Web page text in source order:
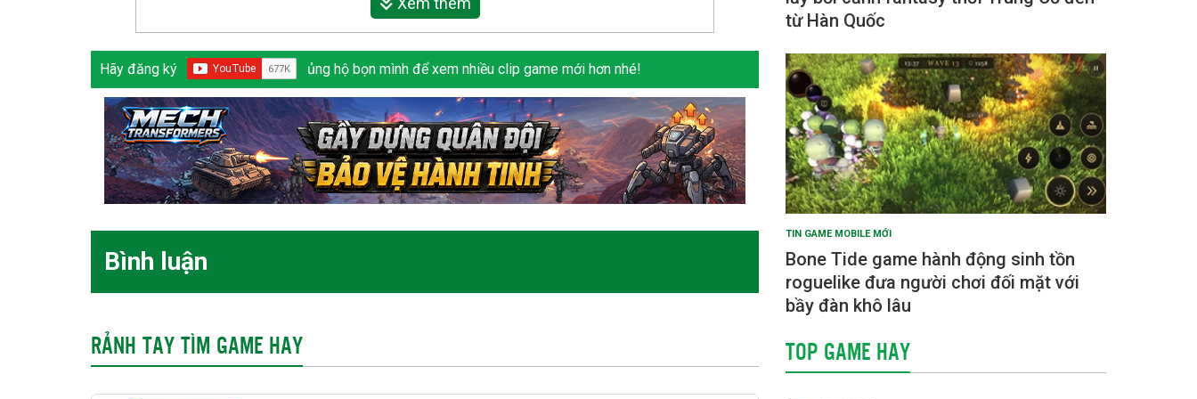
Hãy đăng ký ủng hộ bọn mình để xem nhiều clip game mới hơn nhé!
Bình luận
RẢNH TAY TÌM GAME HAY
từ Hàn Quốc
TIN GAME MOBILE MỚI
Bone Tide game hành động sinh tồn
roguelike đưa người chơi đối mặt với
bầy đàn khô lâu
TOP GAME HAY